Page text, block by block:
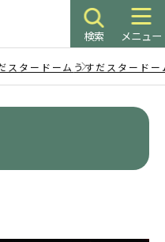
検索 メニュー
スタードーム うすだスタード